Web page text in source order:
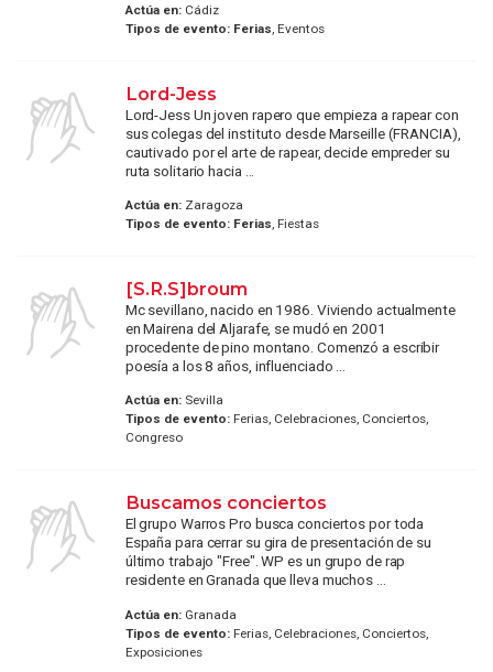
Actúa en:Cádiz
Tipos de evento: Ferias , Eventos
Lord-Jess
Lord-Jess Un joven rapero que empieza a rapear con
sus colegas del instituto desde Marseille (FRANCIA),
cautivado por el arte de rapear, decide empreder su
ruta solitario hacia ...
Actúa en:Zaragoza
Tipos de evento: Ferias, Fiestas
[S.R.S]broum
Mc sevillano, nacido en 1986. Viviendo actualmente
en Mairena del Aljarafe, se mudó en 2001
procedente de pino montano. Comenzó a escribir
poesía a los 8 años, influenciado ...
Actúa en:Sevilla
Tipos de evento:Ferias, Celebraciones, Conciertos,
Congreso
Buscamos conciertos
El grupo Warros Pro busca conciertos por toda
España para cerrar su gira de presentación de su
último trabajo "Free". WP es un grupo de rap
residente en Granada que lleva muchos ...
Actúa en:Granada
Tipos de evento:Ferias, Celebraciones, Conciertos,
Exposiciones